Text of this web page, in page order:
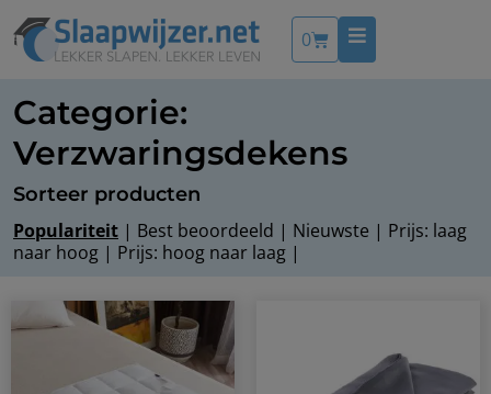
0
Categorie:
Verzwaringsdekens
Sorteer producten
Populariteit | Best beoordeeld | Nieuwste | Prijs: laag
naar hoog | Prijs: hoog naar laag |